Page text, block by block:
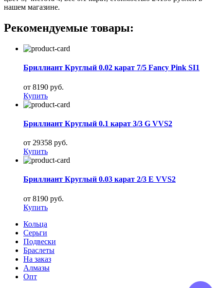
нашем магазине.
Рекомендуемые товары:
Бриллиант Круглый 0.02 карат 7/5 Fancy Pink SI1
от 8190 руб.
Купить
Бриллиант Круглый 0.1 карат 3/3 G VVS2
от 29358 руб.
Купить
Бриллиант Круглый 0.03 карат 2/3 E VVS2
от 8190 руб.
Купить
Кольца
Серьги
Подвески
Браслеты
На заказ
Алмазы
Опт